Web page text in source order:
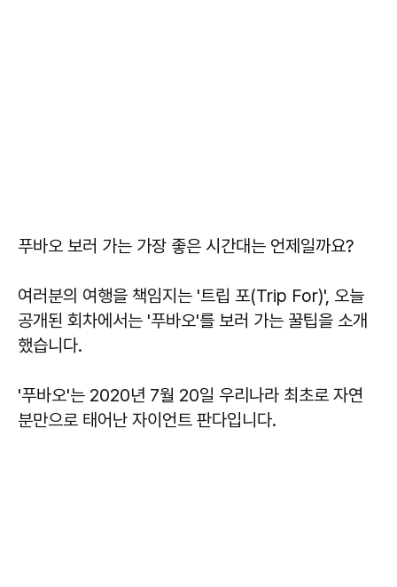
푸바오 보러 가는 가장 좋은 시간대는 언제일까요?
여러분의 여행을 책임지는 '트립 포(Trip For)', 오늘
공개된 회차에서는 '푸바오'를 보러 가는 꿀팁을 소개
했습니다.
'푸바오'는 2020년 7월 20일 우리나라 최초로 자연
분만으로 태어난 자이언트 판다입니다.